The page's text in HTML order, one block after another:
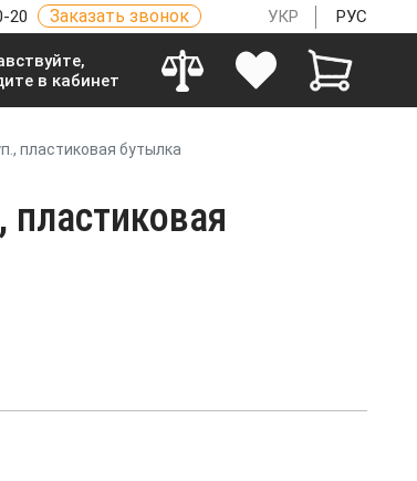
20 Заказать звонок УКР РУС
в кабинет
пластиковая бутылка